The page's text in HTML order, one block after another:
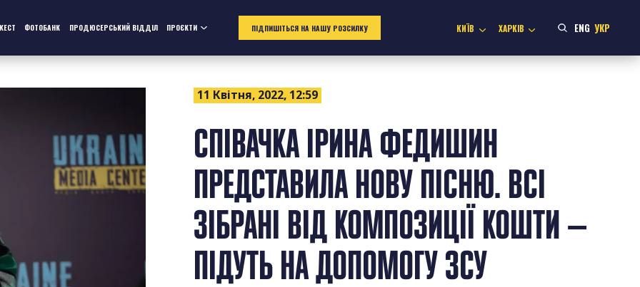
ФОТОБАНК ПРОДЮСЕРСЬКИЙ ВІДДІЛ ПРОЄКТИ ПІДПИШІТЬСЯ НА НАШУ РОЗСИЛКУ КИЇВ ХАРКІВ ENG УКР
11 Квітня, 2022, 12:59
СПІВАЧКА ІРИНА ФЕДИШИН
ПРЕДСТАВИЛА НОВУ ПІСНЮ. ВСІ
ЗІБРАНІ ВІД КОМПОЗИЦІЇ КОШТИ —
ПІДУТЬ НА ДОПОМОГУ ЗСУ